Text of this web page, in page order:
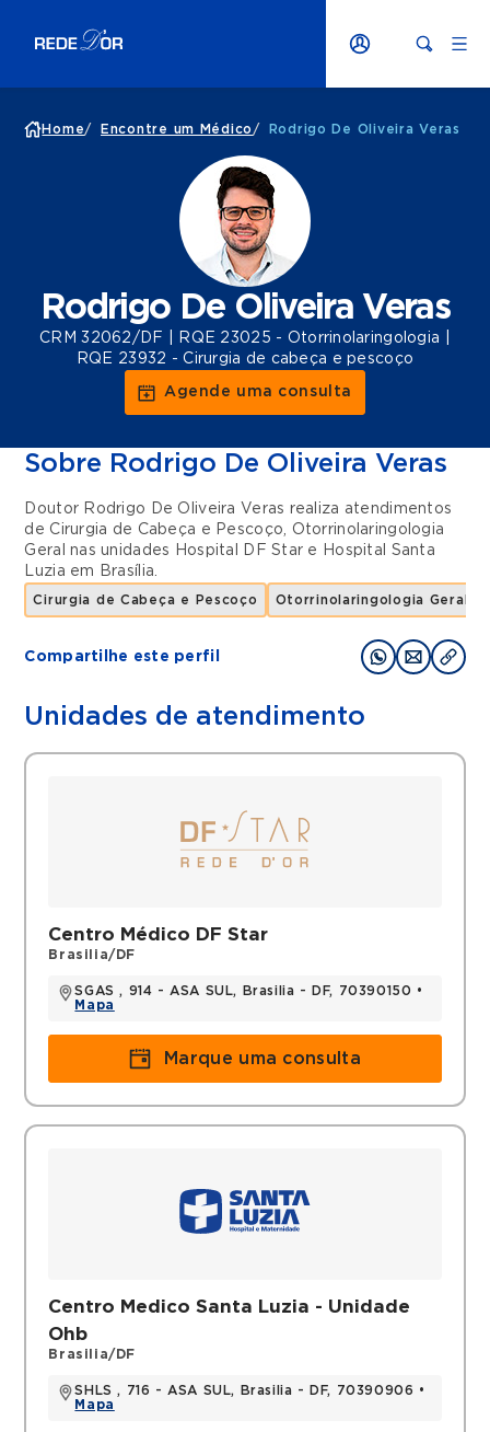
Home/ Encontre um Médico / Rodrigo De Oliveira Veras
Rodrigo De Oliveira Veras
CRM 32062/DF | RQE 23025 - Otorrinolaringologia |
RQE 23932 - Cirurgia de cabeça e pescoço
Agende uma consulta
Sobre Rodrigo De Oliveira Veras
Doutor Rodrigo De Oliveira Veras realiza atendimentos
de Cirurgia de Cabeça e Pescoço, Otorrinolaringologia
Geral
nas unidades Hospital DF Star e
Hospital Santa
Luzia em Brasília.
Cirurgia de Cabeça e Pescoço Otorrinolaringologia Geral
Compartilhe este perfil
Unidades de atendimento
Centro Médico DF Star
Brasilia/DF
SGAS , 914 - ASA SUL, Brasilia - DF, 70390150 •
Mapa
Marque uma consulta
Centro Medico Santa Luzia - Unidade
Ohb
Brasilia/DF
SHLS , 716 - ASA SUL, Brasilia - DF, 70390906 •
Mapa